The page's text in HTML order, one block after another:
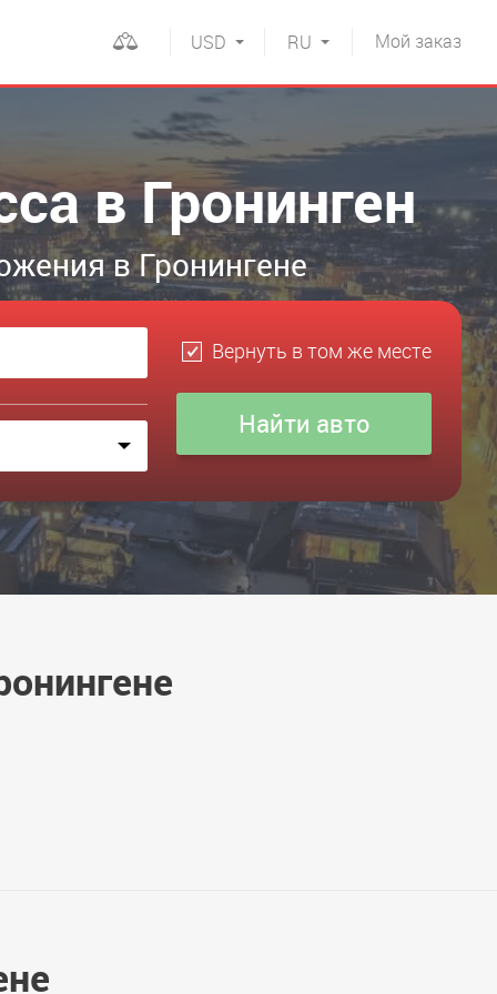
Мой заказ
RU
USD
в Гронинген
в Гронингене
Вернуть в том же месте